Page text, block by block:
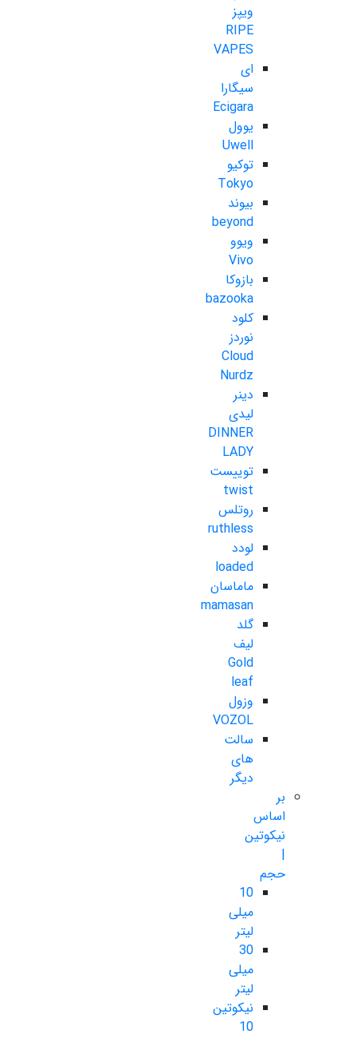
ویپز
RIPE
VAPES
ای
سیگارا
Ecigara
یوول
Uwell
توکیو
Tokyo
بیوند
beyond
ویوو
Vivo
بازوکا
bazooka
کلود
نوردز
Cloud
Nurdz
دینر
لیدی
DINNER
LADY
توییست
twist
روتلس
ruthless
لودد
loaded
ماماسان
mamasan
گلد
لیف
Gold
leaf
وزول
VOZOL
سالت
های
دیگر
بر
اساس
نیکوتین
|
حجم
10
میلی
لیتر
30
میلی
لیتر
نیکوتین
10